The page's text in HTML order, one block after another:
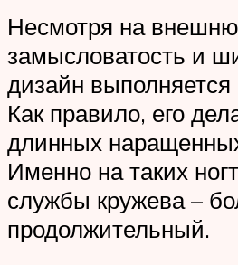
Несмотря на
замысловатость и
дизайн выполняется
Как правило, его
длинных
Именно на таких
службы кружева –
продолжительный.